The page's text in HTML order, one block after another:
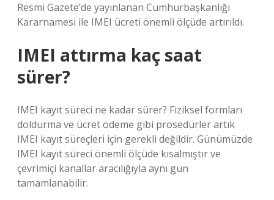
Resmi Gazete’de yayınlanan Cumhurbaşkanlığı
Kararnamesi ile IMEI ücreti önemli ölçüde artırıldı.
IMEI attırma kaç saat
sürer?
IMEI kayıt süreci ne kadar sürer? Fiziksel formları
doldurma ve ücret ödeme gibi prosedürler artık
IMEI kayıt süreçleri için gerekli değildir. Günümüzde
IMEI kayıt süreci önemli ölçüde kısalmıştır ve
çevrimiçi kanallar aracılığıyla aynı gün
tamamlanabilir.